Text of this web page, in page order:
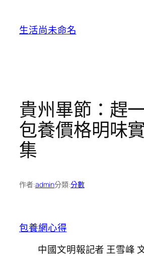
生活尚未命名
貴州畢節：趕
包養價格明味
集
作者:admin分類:分數
包養網心得
中國文明報記者 王雪峰